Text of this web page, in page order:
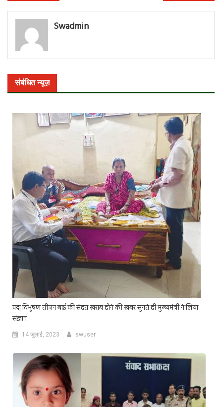
नेविगेशन
Swadmin
संबंधित न्यूज़
पद्म विभूषण तीजन बाई की सेहत खराब होने की खबर सुनते ही मुख्यमंत्री ने लिया
संज्ञान
14 जुलाई, 2023 swuser